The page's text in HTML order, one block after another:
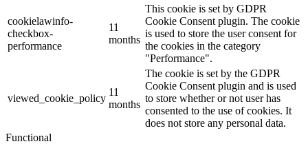
cookielawinfo-
checkbox-
performance
11
months
This cookie is set by GDPR
Cookie Consent plugin. The cookie
is used to store the user consent for
the cookies in the category
"Performance".
viewed_cookie_policy
11
months
The cookie is set by the GDPR
Cookie Consent plugin and is used
to store whether or not user has
consented to the use of cookies. It
does not store any personal data.
Functional